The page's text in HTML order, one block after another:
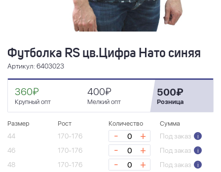
Футболка RS цв.Цифра Нато синяя
Артикул: 6403023
360₽
Крупный опт
400₽
Мелкий опт
500₽
Розница
Размер Рост Количество Сумма
44 170-176 - + Под заказ
i
46
170-176 - + Под заказ
i
48
170-176 - + Под заказ
i